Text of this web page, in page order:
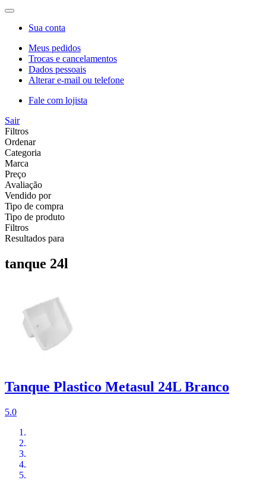
Sua conta
Meus pedidos
Trocas e cancelamentos
Dados pessoais
Alterar e-mail ou telefone
Fale com lojista
Sair
Filtros
Ordenar
Categoria
Marca
Preço
Avaliação
Vendido por
Tipo de compra
Tipo de produto
Filtros
Resultados para
tanque 24l
Tanque Plastico Metasul 24L Branco
5.0